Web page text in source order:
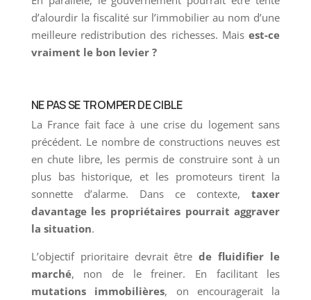
d’alourdir la fiscalité sur l’immobilier au nom d’une
meilleure redistribution des richesses. Maisest-ce
vraiment le bon levier ?
NE PAS SE TROMPER DE CIBLE
La France fait face à une crise du logement sans
précédent. Le nombre de constructions neuves est
en chute libre, les permis de construire sont à un
plus bas historique, et les promoteurs tirent la
sonnette d’alarme. Dans ce contexte,taxer
davantage les propriétaires pourrait aggraver
la situation.
L’objectif prioritaire devrait êtrede fluidifier le
marché, non de le freiner. En facilitant les
mutations immobilières, on encouragerait la